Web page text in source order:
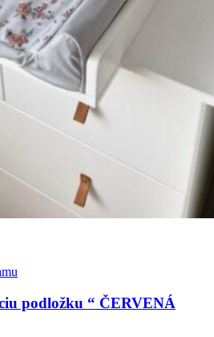
podložku “ ČERVENÁ